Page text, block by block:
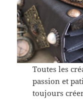
Toutes les
passion et
toujours